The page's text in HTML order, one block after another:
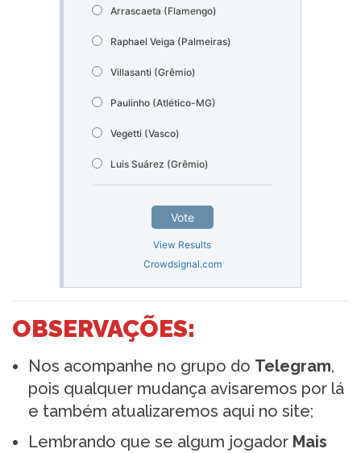
Arrascaeta (Flamengo)
Raphael Veiga (Palmeiras)
Villasanti (Grêmio)
Paulinho (Atlético-MG)
Vegetti (Vasco)
Luis Suárez (Grêmio)
Vote
View Results
Crowdsignal.com
OBSERVAÇÕES:
Nos acompanhe no grupo do Telegram,
pois qualquer mudança avisaremos por lá
e também atualizaremos aqui no site;
Lembrando que se algum jogador Mais